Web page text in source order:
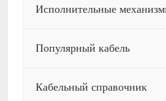
Исполнительные
Популярный кабель
Кабельный справочник